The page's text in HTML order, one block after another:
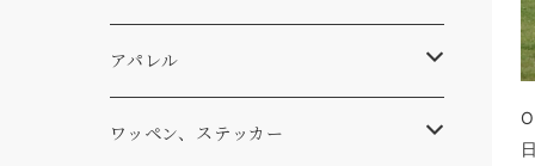
パーカー・トレーナー
アウター
...mura
ヘルメット
小物
コーヒー
ワッペン
小物
ワッペン
ステッカー
アパレル
Tシャツ
ワッペン、ステッカー